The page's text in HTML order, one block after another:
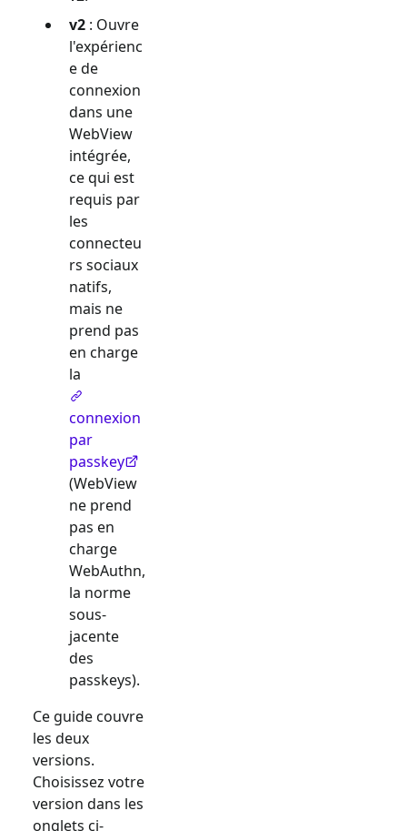
v2 : Ouvre
l'expérienc
e de
connexion
dans une
WebView
intégrée,
ce qui est
requis par
les
connecteu
rs sociaux
natifs,
mais ne
prend pas
en charge
la
connexion
par
passkey
(WebView
ne prend
pas en
charge
WebAuthn,
la norme
sous-
jacente
des
passkeys).
Ce guide couvre
les deux
versions.
Choisissez votre
version dans les
onglets ci-